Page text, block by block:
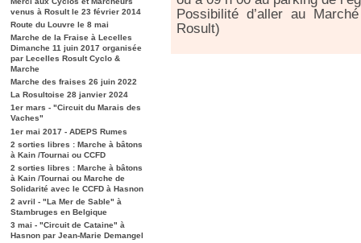
venus à Rosult le 23 février 2014
Route du Louvre le 8 mai
Marche de la Fraise à Lecelles
Dimanche 11 juin 2017 organisée
par Lecelles Rosult Cyclo &
Marche
Marche des fraises 26 juin 2022
La Rosultoise 28 janvier 2024
1er mars - "Circuit du Marais des
Vaches"
1er mai 2017 - ADEPS Rumes
2 sorties libres : Marche à bâtons
à Kain /Tournai ou CCFD
2 sorties libres : Marche à bâtons
à Kain /Tournai ou Marche de
Solidarité avec le CCFD à Hasnon
2 avril - "La Mer de Sable" à
Stambruges en Belgique
3 mai - "Circuit de Cataine" à
Hasnon par Jean-Marie Demangel
Possibilité d’aller au
Rosult)